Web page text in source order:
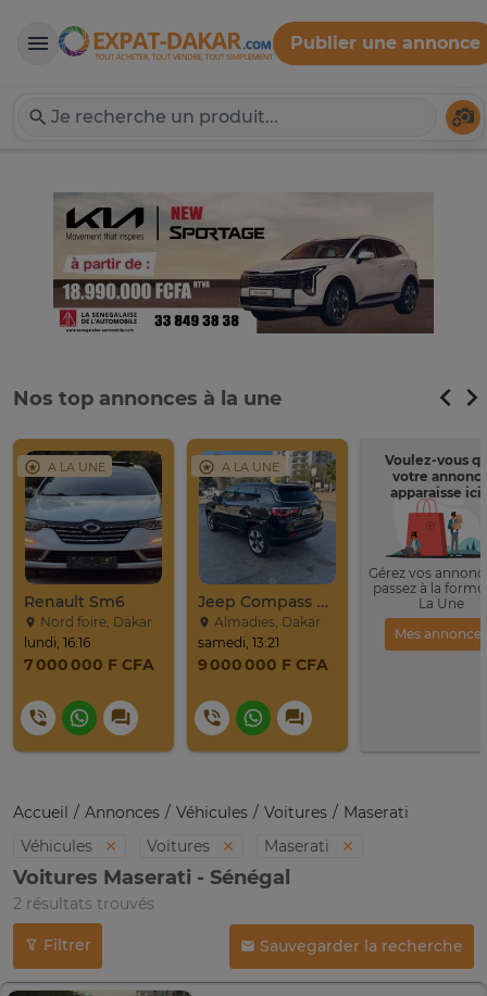
Expat-Dakar
Publier une annonce
Nos top annonces à la une
A LA UNE
Renault Sm6
Nord foire, Dakar
lundi, 16:16
7 000 000 F CFA
A LA UNE
Jeep Compass SUV Noir Essence Automatique
Almadies, Dakar
samedi, 13:21
9 000 000 F CFA
Voulez-vous
votre
apparaisse ici
Gérez vos
passez à la
La Une
Mes annonces
Accueil Annonces Véhicules Voitures
Maserati
Véhicules
Voitures Maserati
Voitures Maserati - Sénégal
2 résultats trouvés
Filtrer Sauvegarder la recherche